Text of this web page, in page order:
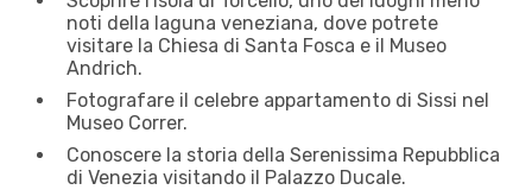
noti della laguna veneziana, dove potrete
visitare la Chiesa di Santa Fosca e il Museo
Andrich.
Fotografare il celebre appartamento di Sissi nel
Museo Correr.
Conoscere la storia della Serenissima Repubblica
di Venezia visitando il Palazzo Ducale.